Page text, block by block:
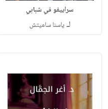
سراييفو في شبابي
لـ ياسنا ساميتش